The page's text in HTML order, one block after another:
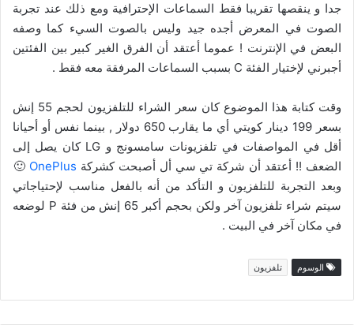
جدا و ينقصها تقريبا فقط السماعات الإحترافية ومع ذلك عند تجربة
الصوت في المعرض أجده جيد وليس بالصوت السيء كما وصفه
البعض في الإنترنت ! عموما أعتقد أن الفرق الغير كبير بين الفئتين
أجبرني لإختيار الفئة C بسبب السماعات المرفقة معه فقط .
وقت كتابة هذا الموضوع كان سعر الشراء للتلفزيون لحجم 55 إنش
بسعر 199 دينار كويتي أي ما يقارب 650 دولار , بينما نفس أو أحيانا
أقل في المواصفات في تلفزيونات سامسونج و LG كان يصل إلى
الضعف !! أعتقد أن شركة تي سي أل أصبحت كشركة OnePlus
🙂
وبعد التجربة للتلفزيون و التأكد من أنه بالفعل مناسب لإحتياجاتي
سيتم شراء تلفزيون آخر ولكن بحجم أكبر 65 إنش من فئة P لوضعه
في مكان آخر في البيت .
الوسوم تلفزيون